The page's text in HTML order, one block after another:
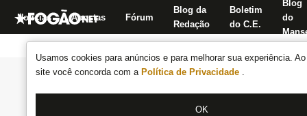
Usamos cookies para anúncios e para melhorar sua experiência.
site você concorda com a Política de Privacidade .
OK
Notícias Apostas Fórum
Blog da
Redação
Boletim
do C.E.
Blog
do